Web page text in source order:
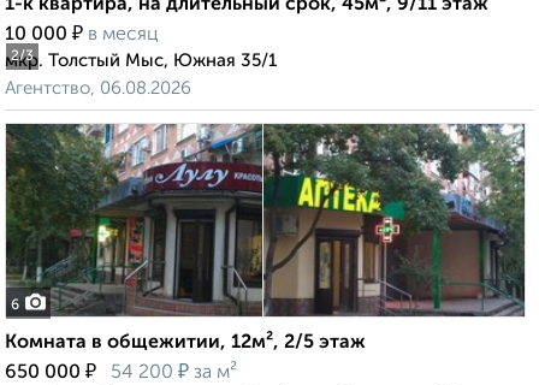
2/3
1-к квартира, на длительный срок, 45м², 9/11 этаж
10 000 ₽ в месяц
мкр. Толстый Мыс, Южная 35/1
Агентство, 06.08.2026
6
Комната в общежитии, 12м², 2/5 этаж
650 000 ₽ 54 200 ₽ за м²